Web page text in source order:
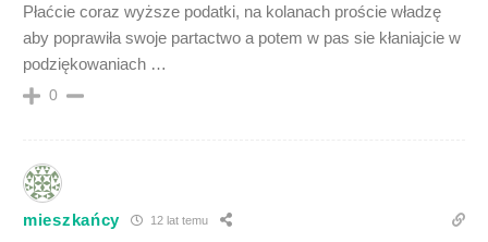
Płaćcie coraz wyższe podatki, na kolanach proście władzę
aby poprawiła swoje partactwo a potem w pas sie kłaniajcie w
podziękowaniach …
0
mieszkańcy 12 lat temu